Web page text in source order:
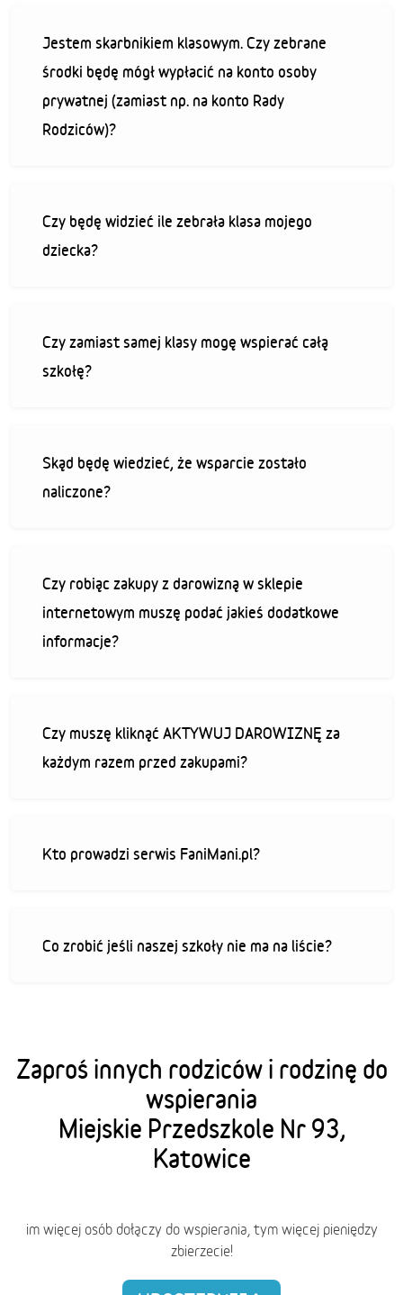
Jestem skarbnikiem klasowym. Czy zebrane
środki będę mógł wypłacić na konto osoby
prywatnej (zamiast np. na konto Rady
Rodziców)?
Czy będę widzieć ile zebrała klasa mojego
dziecka?
Czy zamiast samej klasy mogę wspierać całą
szkołę?
Skąd będę wiedzieć, że wsparcie zostało
naliczone?
Czy robiąc zakupy z darowizną w sklepie
internetowym muszę podać jakieś dodatkowe
informacje?
Czy muszę kliknąć AKTYWUJ DAROWIZNĘ za
każdym razem przed zakupami?
Kto prowadzi serwis FaniMani.pl?
Co zrobić jeśli naszej szkoły nie ma na liście?
Zaproś innych rodziców i rodzinę do
wspierania
Miejskie Przedszkole Nr 93,
Katowice
im więcej osób dołączy do wspierania, tym więcej pieniędzy
zbierzecie!